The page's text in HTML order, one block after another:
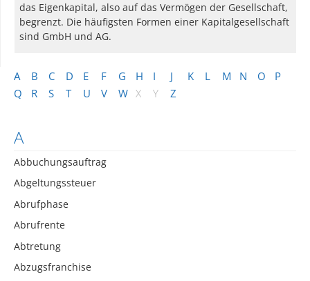
A B C D E F G H I J K L M N O
P
Q
R S T U V W X Y Z
A
Abbuchungsauftrag
Abgeltungssteuer
Abrufphase
Abrufrente
Abtretung
Abzugsfranchise
das Eigenkapital, also auf das Vermögen der Gesellschaft,
begrenzt. Die häufigsten Formen einer Kapitalgesellschaft
sind GmbH und AG.